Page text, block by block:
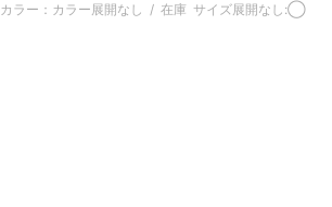
カラー：カラー展開なし / 在庫 サイズ展開なし:◯